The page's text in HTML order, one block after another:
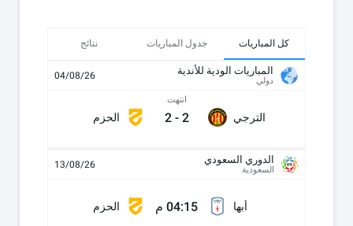
كل المباريات جدول المباريات نتائج
المباريات الودية للأندية
دولي 04/08/26
الترجي
انتهت
2
-
2 الحزم
الدوري السعودي
السعودية 13/08/26
أبها 04:15 م الحزم